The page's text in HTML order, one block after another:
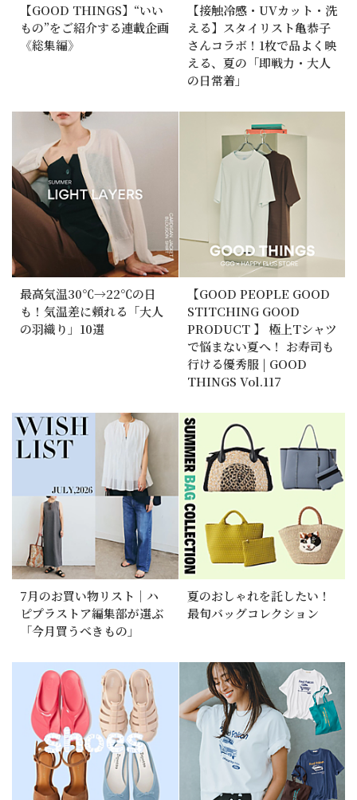
【GOOD THINGS】“いい
もの”をご紹介する連載企画
《総集編》
【接触冷感・UVカット・洗
える】スタイリスト亀恭子
さんコラボ！1枚で品よく映
える、夏の「即戦力・大人
の日常着」
最高気温30℃→22℃の日
も！気温差に頼れる「大人
の羽織り」10選
【GOOD PEOPLE GOOD
STITCHING GOOD
PRODUCT 】 極上Tシャツ
で悩まない夏へ！ お寿司も
行ける優秀服 | GOOD
THINGS Vol.117
7月のお買い物リスト｜ハ
ピプラストア編集部が選ぶ
「今月買うべきもの」
夏のおしゃれを託したい！
最旬バッグコレクション